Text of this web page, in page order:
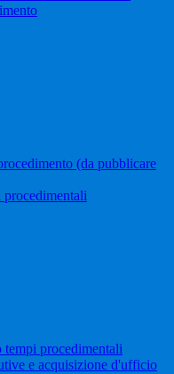
(da pubblicare
procedimentali
e acquisizione d'ufficio